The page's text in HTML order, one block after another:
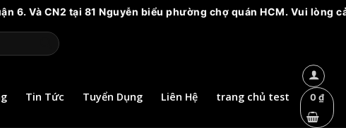
tại 81 Nguyễn biểu phường chợ quán HCM. Vui lòng cảnh giác
Tin Tức Tuyển Dụng Liên Hệ trang chủ test 0₫